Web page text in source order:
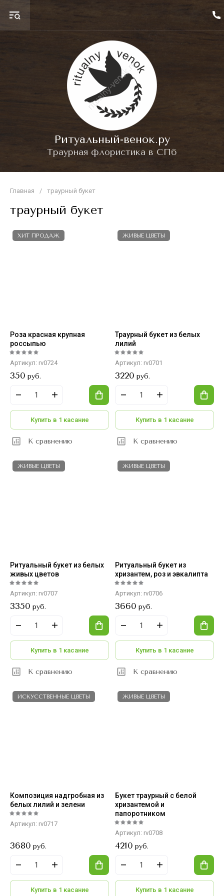
Ритуальный-венок.ру
Траурная флористика в СПб
Главная / траурный букет
траурный букет
ХИТ ПРОДАЖ
Роза красная крупная
россыпью
Артикул: rv0724
350 руб.
Купить в 1 касание
К сравнению
ЖИВЫЕ ЦВЕТЫ
Траурный букет из белых
лилий
Артикул: rv0701
3220 руб.
Купить в 1 касание
К сравнению
ЖИВЫЕ ЦВЕТЫ
Ритуальный букет из белых
живых цветов
Артикул: rv0707
3350 руб.
Купить в 1 касание
К сравнению
ЖИВЫЕ ЦВЕТЫ
Ритуальный букет из
хризантем, роз и эвкалипта
Артикул: rv0706
3660 руб.
Купить в 1 касание
К сравнению
ИСКУССТВЕННЫЕ ЦВЕТЫ
Композиция надгробная из
белых лилий и зелени
Артикул: rv0717
3680 руб.
Купить в 1 касание
ЖИВЫЕ ЦВЕТЫ
Букет траурный с белой
хризантемой и
папоротником
Артикул: rv0708
4210 руб.
Купить в 1 касание